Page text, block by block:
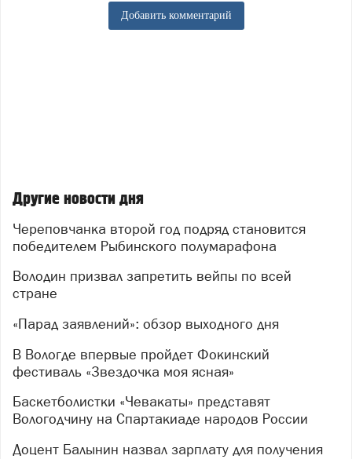
Добавить комментарий
Другие новости дня
Череповчанка второй год подряд становится
победителем Рыбинского полумарафона
Володин призвал запретить вейпы по всей
стране
«Парад заявлений»: обзор выходного дня
В Вологде впервые пройдет Фокинский
фестиваль «Звездочка моя ясная»
Баскетболистки «Чевакаты» представят
Вологодчину на Спартакиаде народов России
Доцент Балынин назвал зарплату для получения